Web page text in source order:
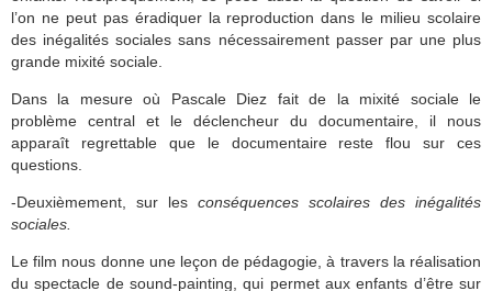
l’on ne peut pas éradiquer la reproduction dans le milieu scolaire
des inégalités sociales sans nécessairement passer par une plus
grande mixité sociale.
Dans la mesure où Pascale Diez fait de la mixité sociale le
problème central et le déclencheur du documentaire, il nous
apparaît regrettable que le documentaire reste flou sur ces
questions.
-Deuxièmement, sur les conséquences scolaires des inégalités
sociales.
Le film nous donne une leçon de pédagogie, à travers la réalisation
du spectacle de sound-painting, qui permet aux enfants d’être sur